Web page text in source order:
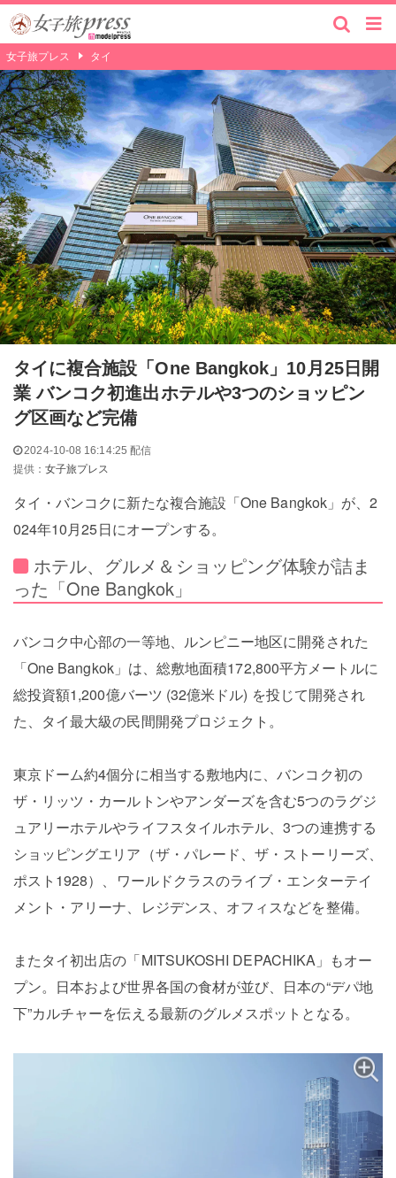
女子旅プレス タイ
タイに複合施設「One Bangkok」10月25日開
業 バンコク初進出ホテルや3つのショッピン
グ区画など完備
2024-10-08 16:14:25 配信
提供：女子旅プレス
タイ・バンコクに新たな複合施設「One Bangkok」が、2
024年10月25日にオープンする。
ホテル、グルメ＆ショッピング体験が詰ま
った「One Bangkok」
バンコク中心部の一等地、ルンピニー地区に開発された
「One Bangkok」は、総敷地面積172,800平方メートルに
総投資額1,200億バーツ (32億米ドル) を投じて開発され
た、タイ最大級の民間開発プロジェクト。
東京ドーム約4個分に相当する敷地内に、バンコク初の
ザ・リッツ・カールトンやアンダーズを含む5つのラグジ
ュアリーホテルやライフスタイルホテル、3つの連携する
ショッピングエリア（ザ・パレード、ザ・ストーリーズ、
ポスト1928）、ワールドクラスのライブ・エンターテイ
メント・アリーナ、レジデンス、オフィスなどを整備。
またタイ初出店の「MITSUKOSHI DEPACHIKA」もオー
プン。日本および世界各国の食材が並び、日本の“デパ地
下”カルチャーを伝える最新のグルメスポットとなる。